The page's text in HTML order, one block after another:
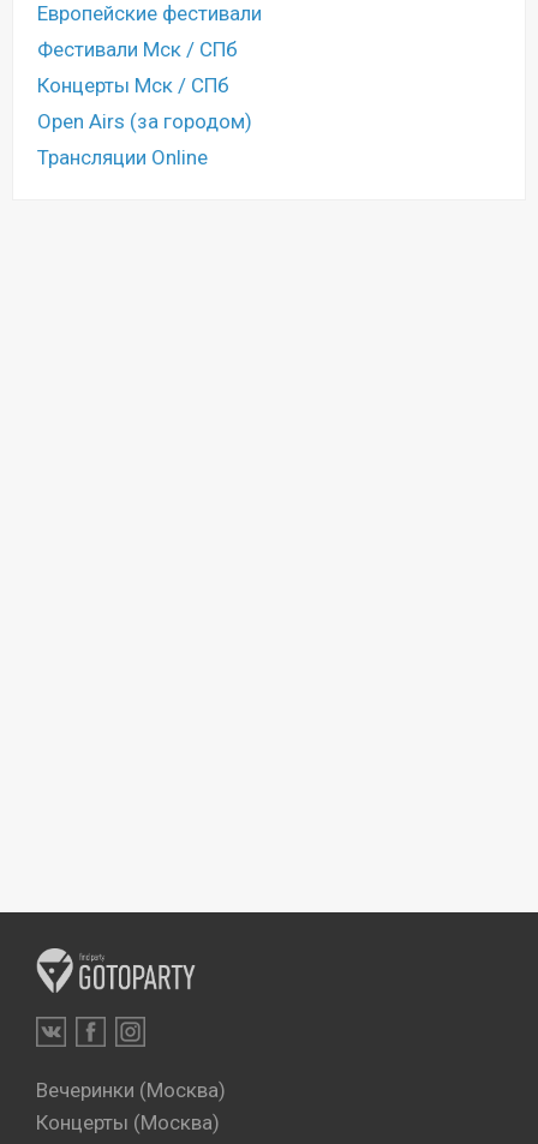
Европейские фестивали
Фестивали Мск / СПб
Концерты Мск / СПб
Open Airs (за городом)
Трансляции Online
Вечеринки (Москва)
Концерты (Москва)